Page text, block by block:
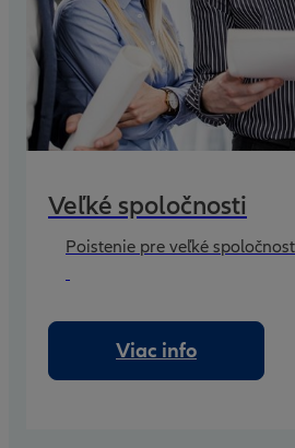
Veľké spoločnosti
Poistenie pre veľké
Viac info